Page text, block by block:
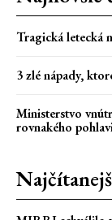
Tragická letecká
3 zlé nápady,
Ministerstvo
rovnakého